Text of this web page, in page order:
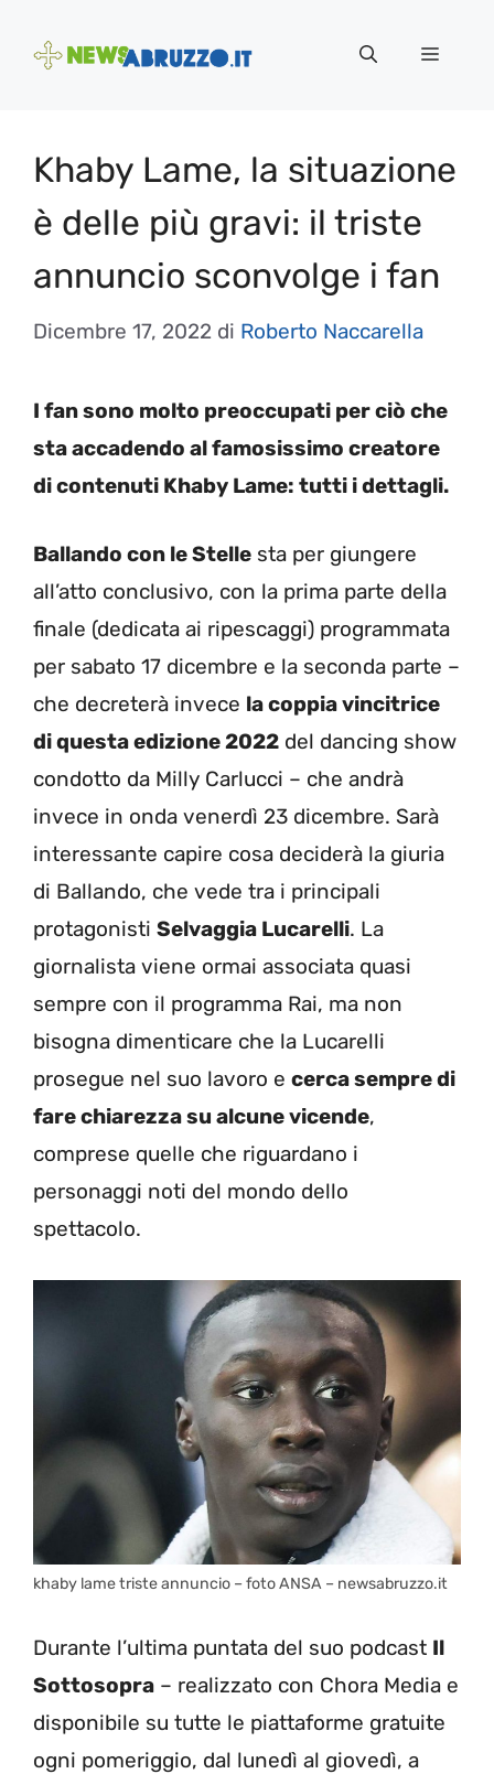
Menu
Khaby Lame, la situazione
è delle più gravi: il triste
annuncio sconvolge i fan
Dicembre 17, 2022 di Roberto Naccarella
I fan sono molto preoccupati per ciò che
sta accadendo al famosissimo creatore
di contenuti Khaby Lame: tutti i dettagli.
Ballando con le Stelle sta per giungere
all’atto conclusivo, con la prima parte della
finale (dedicata ai ripescaggi) programmata
per sabato 17 dicembre e la seconda parte –
che decreterà invece la coppia vincitrice
di questa edizione 2022 del dancing show
condotto da Milly Carlucci – che andrà
invece in onda venerdì 23 dicembre. Sarà
interessante capire cosa deciderà la giuria
di Ballando, che vede tra i principali
protagonisti Selvaggia Lucarelli. La
giornalista viene ormai associata quasi
sempre con il programma Rai, ma non
bisogna dimenticare che la Lucarelli
prosegue nel suo lavoro e cerca sempre di
fare chiarezza su alcune vicende,
comprese quelle che riguardano i
personaggi noti del mondo dello
spettacolo.
khaby lame triste annuncio – foto ANSA – newsabruzzo.it
Durante l’ultima puntata del suo podcast Il
Sottosopra – realizzato con Chora Media e
disponibile su tutte le piattaforme gratuite
ogni pomeriggio, dal lunedì al giovedì, a